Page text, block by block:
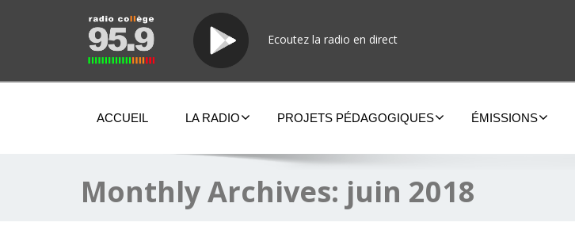
Ecoutez la radio en direct
ACCUEIL LA RADIO PROJETS PÉDAGOGIQUES ÉMISSIONS
Monthly Archives: juin 2018